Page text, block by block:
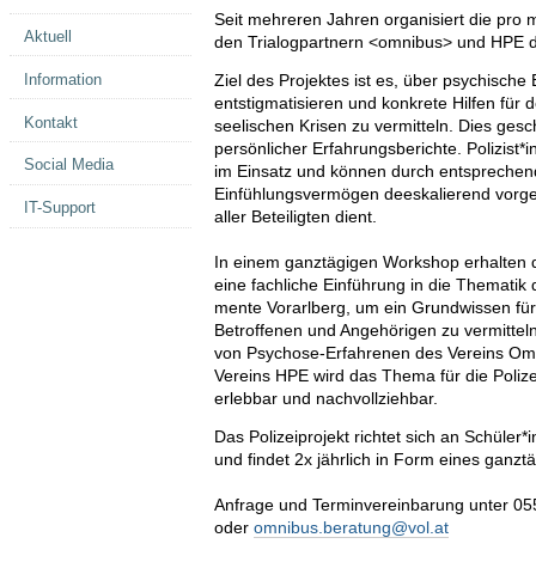
Seit mehreren Jahren organisiert die pro
den Trialogpartnern <omnibus> und HPE
Ziel des Projektes ist es, über psychische
entstigmatisieren und konkrete Hilfen für
seelischen Krisen zu vermitteln. Dies
persönlicher Erfahrungsberichte.
im Einsatz und können durch
Einfühlungsvermögen deeskalierend
aller Beteiligten dient.
In einem ganztägigen Workshop erhalten
eine fachliche Einführung in die Thematik
mente Vorarlberg, um ein Grundwissen
Betroffenen und Angehörigen zu
von Psychose-Erfahrenen des Vereins
Vereins HPE wird das Thema für die
erlebbar und nachvollziehbar.
Das Polizeiprojekt richtet sich an
und findet 2x jährlich in Form eines
Anfrage und Terminvereinbarung unter
oder omnibus.beratung@vol.at
Aktuell
Information
Kontakt
Social Media
IT-Support